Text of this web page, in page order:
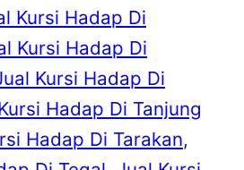
Kursi Hadap Di
Kursi Hadap Di
Kursi Hadap Di
Hadap Di Tanjung
Hadap Di Tarakan